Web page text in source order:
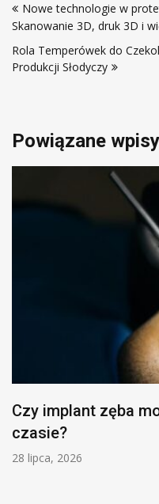
wpisu
Nowe technologie w
Skanowanie 3D, druk 3D i
Rola Temperówek do
Produkcji Słodyczy
Powiązane wpisy
Czy implant zęba
czasie?
28 lipca, 2026